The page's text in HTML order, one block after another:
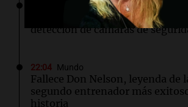
Tecnología
Patrones generados por IA que
detección de cámaras de
22:04 Mundo
Fallece Don Nelson, leyenda de
segundo entrenador más
historia